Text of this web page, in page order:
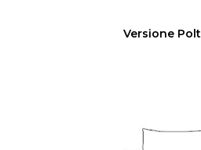
Versione